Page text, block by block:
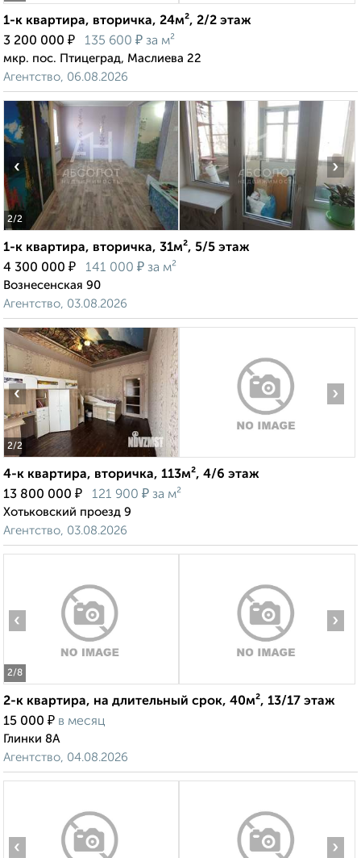
1-к квартира, вторичка, 24м², 2/2 этаж
3 200 000 ₽ 135 600 ₽ за м²
мкр. пос. Птицеград, Маслиева 22
Агентство, 06.08.2026
2/2
‹ ›
1-к квартира, вторичка, 31м², 5/5 этаж
4 300 000 ₽ 141 000 ₽ за м²
Вознесенская 90
Агентство, 03.08.2026
2/2
‹ ›
4-к квартира, вторичка, 113м², 4/6 этаж
13 800 000 ₽ 121 900 ₽ за м²
Хотьковский проезд 9
Агентство, 03.08.2026
2/8
‹ ›
2-к квартира, на длительный срок, 40м², 13/17 этаж
15 000 ₽ в месяц
Глинки 8А
Агентство, 04.08.2026
‹ ›